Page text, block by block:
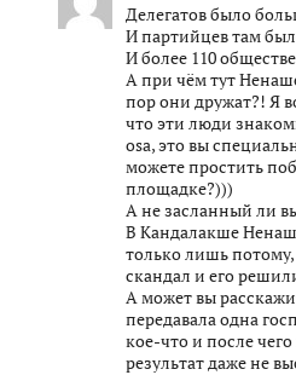
Делегатов было
И партийцев там
И более 110
А при чём тут
пор они дружат?! Я
что эти люди
osa, это вы
можете простить
площадке?)))
А не засланный ли
В Кандалакше
только лишь потому,
скандал и его
А может вы
передавала одна
кое-что и после
результат даже не